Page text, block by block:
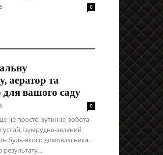
0
аератор та
для вашого саду
0
не просто рутинна робота,
ізумрудно-зелений
будь-якого домовласника.
результату...